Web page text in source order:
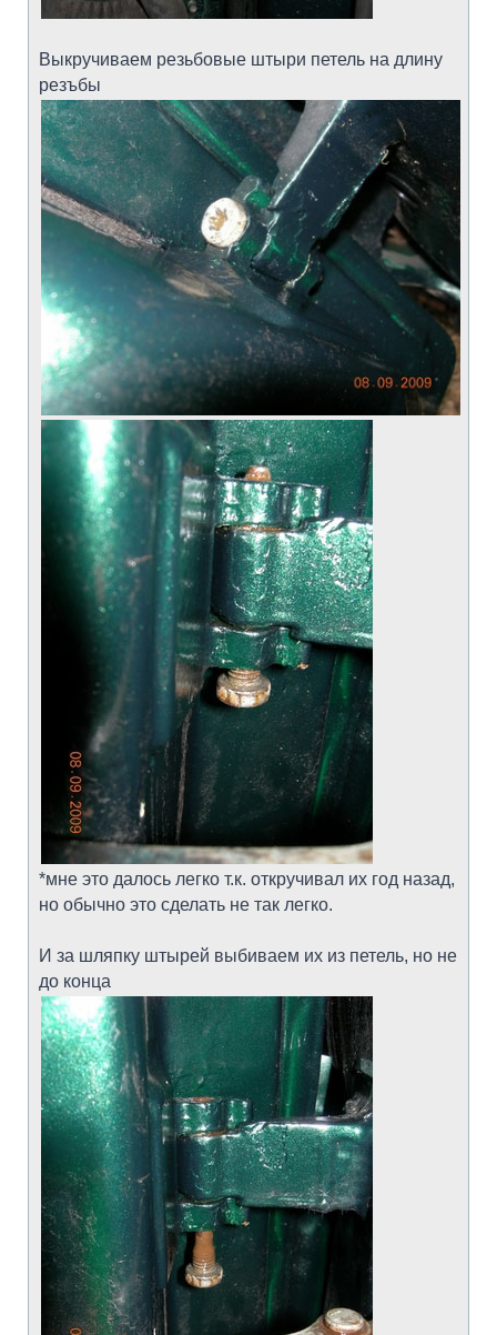
Выкручиваем резьбовые штыри петель на длину
резъбы
*мне это далось легко т.к. откручивал их год назад,
но обычно это сделать не так легко.
И за шляпку штырей выбиваем их из петель, но не
до конца